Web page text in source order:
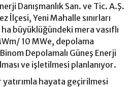
Danışmanlık San. ve Tic. A.Ş.
İlçesi, Yeni Mahalle sınırları
büyüklüğündeki mera vasıflı
10 MWe, depolama
Depolamalı Güneş Enerji
ve işletilmesi planlanıyor.
yatırımla hayata geçirilmesi